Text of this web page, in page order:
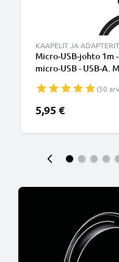
KAAPELIT JA ADAPTERIT
Micro-USB-johto 1m
micro-USB - USB-A.
(50
5,95 €